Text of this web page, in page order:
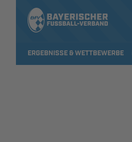
ERGEBNISSE & WETTBEWERBE